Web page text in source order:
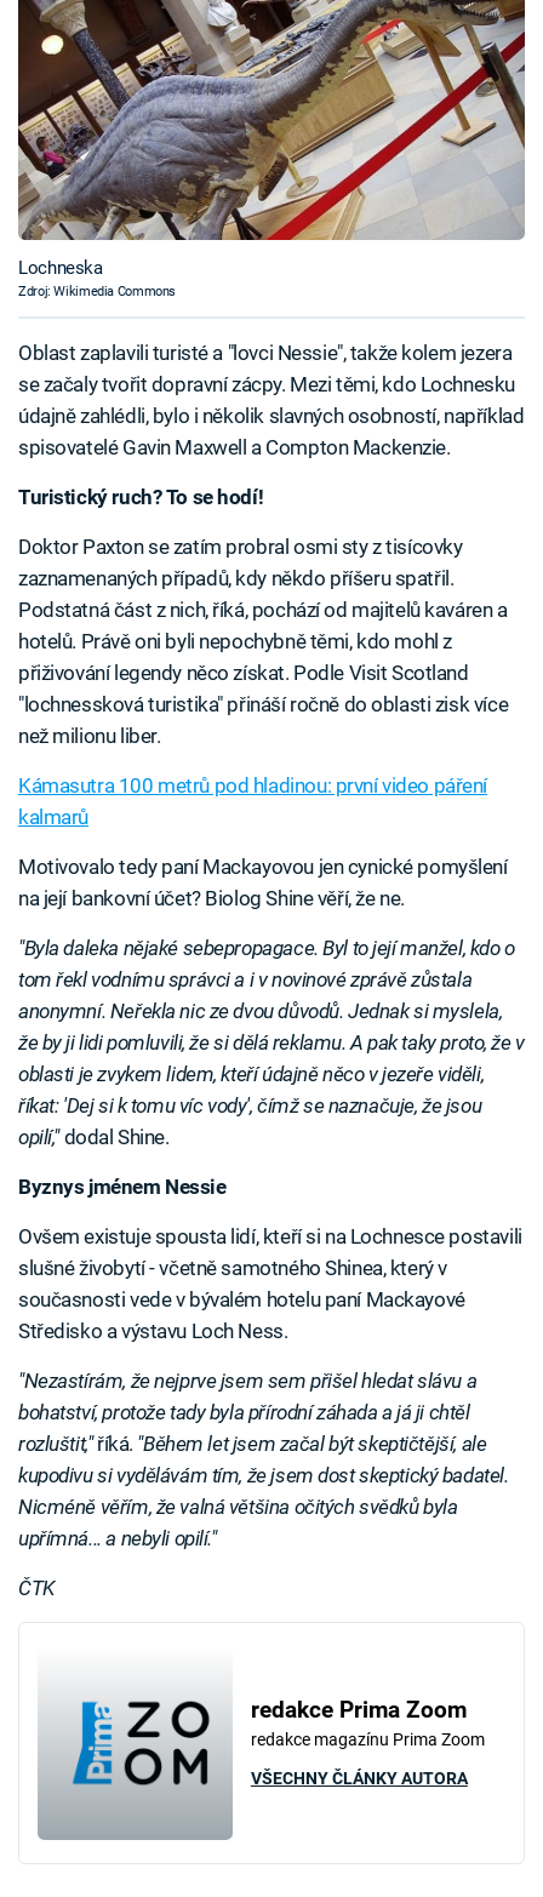
Lochneska
Zdroj: Wikimedia Commons
Oblast zaplavili turisté a "lovci Nessie", takže kolem jezera
se začaly tvořit dopravní zácpy. Mezi těmi, kdo Lochnesku
údajně zahlédli, bylo i několik slavných osobností, například
spisovatelé Gavin Maxwell a Compton Mackenzie.
Turistický ruch? To se hodí!
Doktor Paxton se zatím probral osmi sty z tisícovky
zaznamenaných případů, kdy někdo příšeru spatřil.
Podstatná část z nich, říká, pochází od majitelů kaváren a
hotelů. Právě oni byli nepochybně těmi, kdo mohl z
přiživování legendy něco získat. Podle Visit Scotland
"lochnessková turistika" přináší ročně do oblasti zisk více
než milionu liber.
Kámasutra 100 metrů pod hladinou: první video páření
kalmarů
Motivovalo tedy paní Mackayovou jen cynické pomyšlení
na její bankovní účet? Biolog Shine věří, že ne.
"Byla daleka nějaké sebepropagace. Byl to její manžel, kdo o
tom řekl vodnímu správci a i v novinové zprávě zůstala
anonymní. Neřekla nic ze dvou důvodů. Jednak si myslela,
že by ji lidi pomluvili, že si dělá reklamu. A pak taky proto, že v
oblasti je zvykem lidem, kteří údajně něco v jezeře viděli,
říkat: 'Dej si k tomu víc vody', čímž se naznačuje, že jsou
opilí,"dodal Shine.
Byznys jménem Nessie
Ovšem existuje spousta lidí, kteří si na Lochnesce postavili
slušné živobytí - včetně samotného Shinea, který v
současnosti vede v bývalém hotelu paní Mackayové
Středisko a výstavu Loch Ness.
"Nezastírám, že nejprve jsem sem přišel hledat slávu a
bohatství, protože tady byla přírodní záhada a já ji chtěl
rozluštit,"říká. "Během let jsem začal být skeptičtější, ale
kupodivu si vydělávám tím, že jsem dost skeptický badatel.
Nicméně věřím, že valná většina očitých svědků byla
upřímná... a nebyli opilí."
ČTK
redakce Prima Zoom
redakce magazínu Prima Zoom
VŠECHNY ČLÁNKY AUTORA